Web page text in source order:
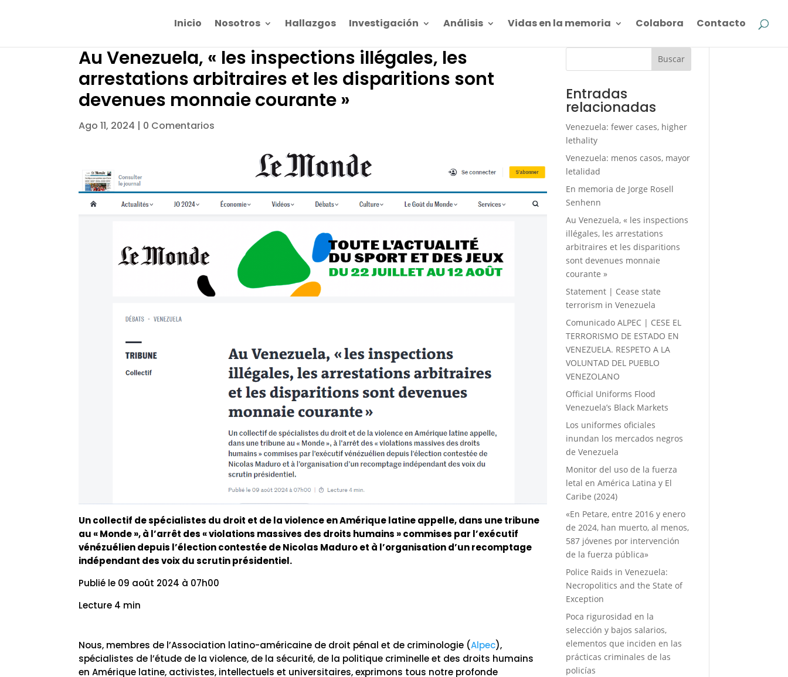
Inicio Nosotros Hallazgos Investigación Análisis Vidas en la memoria Colabora Contacto
Au Venezuela, « les inspections illégales, les
arrestations arbitraires et les disparitions sont
devenues monnaie courante »
Ago 11, 2024 | 0 Comentarios
Un collectif de spécialistes du droit et de la violence en Amérique latine appelle, dans une tribune
au « Monde », à l’arrêt des « violations massives des droits humains » commises par l’exécutif
vénézuélien depuis l’élection contestée de Nicolas Maduro et à l’organisation d’un recomptage
indépendant des voix du scrutin présidentiel.
Publié le 09 août 2024 à 07h00
Lecture 4 min
Nous, membres de l’Association latino-américaine de droit pénal et de criminologie (Alpec),
spécialistes de l’étude de la violence, de la sécurité, de la politique criminelle et des droits humains
en Amérique latine, activistes, intellectuels et universitaires, exprimons tous notre profonde
Buscar
Entradas
relacionadas
Venezuela: fewer cases, higher
lethality
Venezuela: menos casos, mayor
letalidad
En memoria de Jorge Rosell
Senhenn
Au Venezuela, « les inspections
illégales, les arrestations
arbitraires et les disparitions
sont devenues monnaie
courante »
Statement | Cease state
terrorism in Venezuela
Comunicado ALPEC | CESE EL
TERRORISMO DE ESTADO EN
VENEZUELA. RESPETO A LA
VOLUNTAD DEL PUEBLO
VENEZOLANO
Official Uniforms Flood
Venezuela’s Black Markets
Los uniformes oficiales
inundan los mercados negros
de Venezuela
Monitor del uso de la fuerza
letal en América Latina y El
Caribe (2024)
«En Petare, entre 2016 y enero
de 2024, han muerto, al menos,
587 jóvenes por intervención
de la fuerza pública»
Police Raids in Venezuela:
Necropolitics and the State of
Exception
Poca rigurosidad en la
selección y bajos salarios,
elementos que inciden en las
prácticas criminales de las
policías